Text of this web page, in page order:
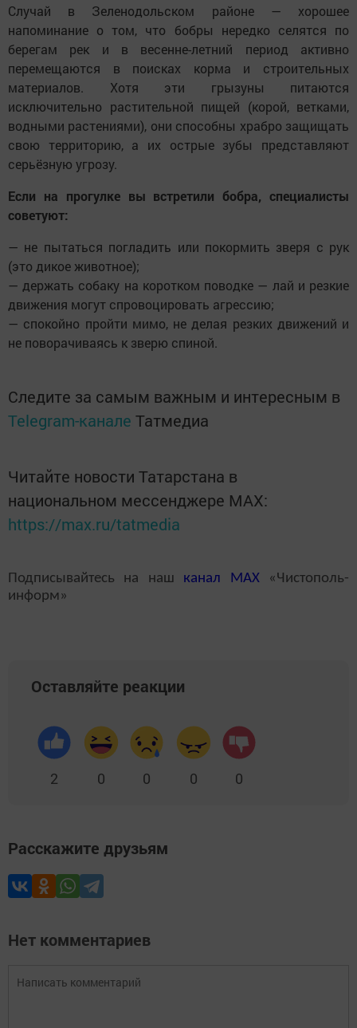
Случай в Зеленодольском районе — хорошее
напоминание о том, что бобры нередко селятся по
берегам рек и в весенне-летний период активно
перемещаются в поисках корма и строительных
материалов. Хотя эти грызуны питаются
исключительно растительной пищей (корой, ветками,
водными растениями), они способны храбро защищать
свою территорию, а их острые зубы представляют
серьёзную угрозу.
Если на прогулке вы встретили бобра, специалисты
советуют:
— не пытаться погладить или покормить зверя с рук
(это дикое животное);
— держать собаку на коротком поводке — лай и резкие
движения могут спровоцировать агрессию;
— спокойно пройти мимо, не делая резких движений и
не поворачиваясь к зверю спиной.
Следите за самым важным и интересным в
Telegram-канале Татмедиа
Читайте новости Татарстана в
национальном мессенджере MАХ:
https://max.ru/tatmedia
Подписывайтесь на наш канал MAX«Чистополь-
информ»
Оставляйте реакции
2 0 0 0 0
Расскажите друзьям
Нет комментариев